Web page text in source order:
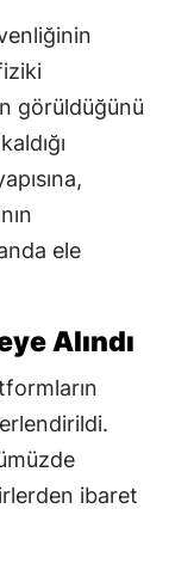
görüldüğünü
ele
Alındı
ibaret